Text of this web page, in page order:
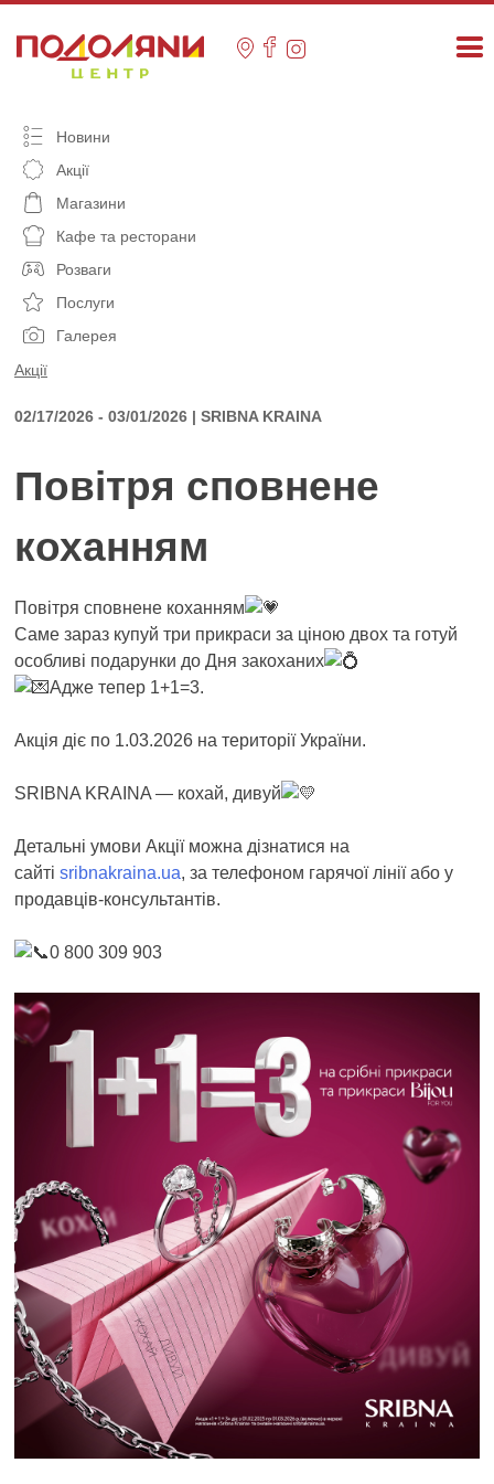
content
Новини
Акції
Магазини
Кафе та ресторани
Розваги
Послуги
Галерея
Акції
02/17/2026 - 03/01/2026 | SRIBNA KRAINA
Повітря сповнене
коханням
Повітря сповнене коханням
Саме зараз купуй три прикраси за ціною двох та готуй
особливі подарунки до Дня закоханих
Адже тепер 1+1=3.
Акція діє по 1.03.2026 на території України.
SRIBNA KRAINA — кохай, дивуй
Детальні умови Акції можна дізнатися на
сайті sribnakraina.ua, за телефоном гарячої лінії або у
продавців-консультантів.
0 800 309 903